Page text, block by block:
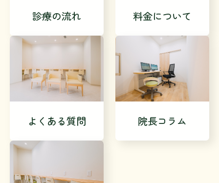
診療の流れ 料金について
よくある質問 院長コラム